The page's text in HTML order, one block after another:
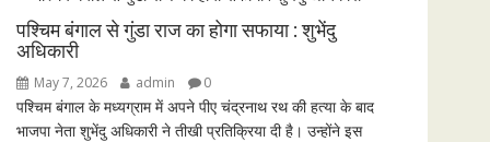
n
l
पश्चिम बंगाल से गुंडा राज का होगा सफाया : शुभेंदु
अधिकारी
May 7, 2026 admin 0
पश्चिम बंगाल के मध्यग्राम में अपने पीए चंद्रनाथ रथ की हत्या के बाद
भाजपा नेता शुभेंदु अधिकारी ने तीखी प्रतिक्रिया दी है। उन्होंने इस